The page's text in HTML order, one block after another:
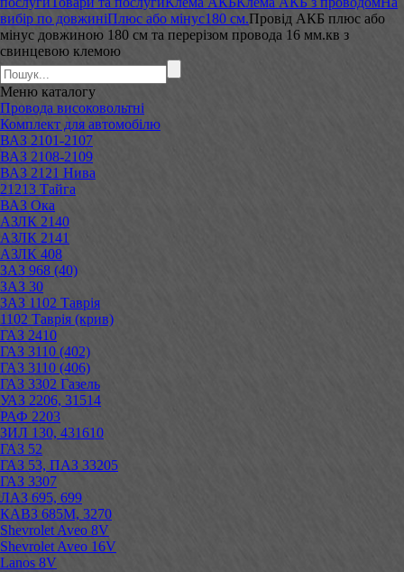
вибір по довжиніПлюс або мінус180 см.Провід АКБ плюс або
мінус довжиною 180 см та перерізом провода 16 мм.кв з
свинцевою клемою
Меню каталогу
Провода високовольтні
Комплект для автомобілю
ВАЗ 2101-2107
ВАЗ 2108-2109
ВАЗ 2121 Нива
21213 Тайга
ВАЗ Ока
АЗЛК 2140
АЗЛК 2141
АЗЛК 408
ЗАЗ 968 (40)
ЗАЗ 30
ЗАЗ 1102 Таврія
1102 Таврія (крив)
ГАЗ 2410
ГАЗ 3110 (402)
ГАЗ 3110 (406)
ГАЗ 3302 Газель
УАЗ 2206, 31514
РАФ 2203
ЗИЛ 130, 431610
ГАЗ 52
ГАЗ 53, ПАЗ 33205
ГАЗ 3307
ЛАЗ 695, 699
КАВЗ 685М, 3270
Shevrolet Aveo 8V
Shevrolet Aveo 16V
Lanos 8V